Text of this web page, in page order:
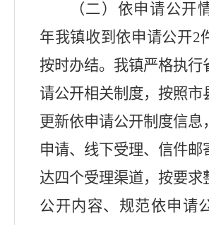
（二）依申请公开
年我镇收到依申请公开2
按时办结。我镇严格执行
请公开相关制度，按照市
更新依申请公开制度信息
申请、线下受理、信件邮
达四个受理渠道，按要求
公开内容、规范依申请